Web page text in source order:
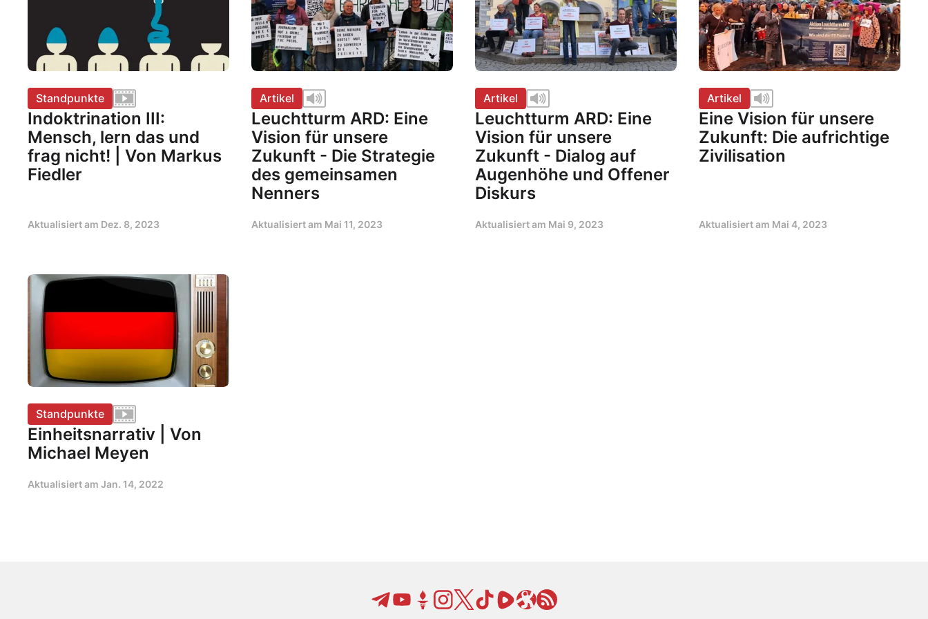
Standpunkte
Indoktrination III:
Mensch, lern das und
frag nicht! | Von Markus
Fiedler
Aktualisiert am Dez. 8, 2023
Artikel
Leuchtturm ARD: Eine
Vision für unsere
Zukunft - Die Strategie
des gemeinsamen
Nenners
Aktualisiert am Mai 11, 2023
Artikel
Leuchtturm ARD: Eine
Vision für unsere
Zukunft - Dialog auf
Augenhöhe und Offener
Diskurs
Aktualisiert am Mai 9, 2023
Artikel
Eine Vision für unsere
Zukunft: Die aufrichtige
Zivilisation
Aktualisiert am Mai 4, 2023
Standpunkte
Einheitsnarrativ | Von
Michael Meyen
Aktualisiert am Jan. 14, 2022